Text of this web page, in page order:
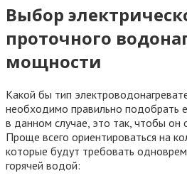
Выбор
проточного
мощности
Какой бы тип
необходимо правильно подобрать
в данном случае, это так, чтобы
Проще всего ориентироваться на
которые будут требовать
горячей водой: